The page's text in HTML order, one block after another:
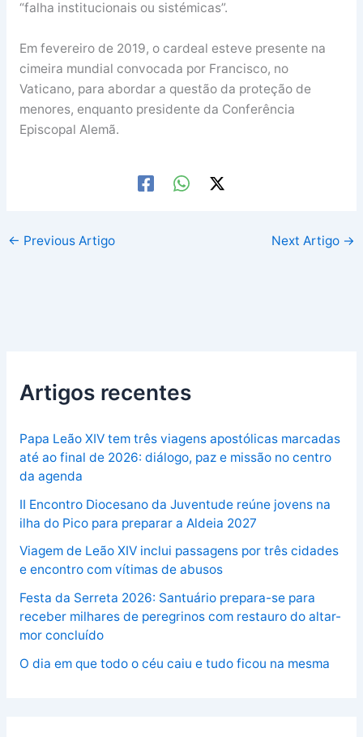
“falha institucionais ou sistémicas”.
Em fevereiro de 2019, o cardeal esteve presente na
cimeira mundial convocada por Francisco, no
Vaticano, para abordar a questão da proteção de
menores, enquanto presidente da Conferência
Episcopal Alemã.
← Previous Artigo Next Artigo →
Artigos recentes
Papa Leão XIV tem três viagens apostólicas marcadas
até ao final de 2026: diálogo, paz e missão no centro
da agenda
II Encontro Diocesano da Juventude reúne jovens na
ilha do Pico para preparar a Aldeia 2027
Viagem de Leão XIV inclui passagens por três cidades
e encontro com vítimas de abusos
Festa da Serreta 2026: Santuário prepara-se para
receber milhares de peregrinos com restauro do altar-
mor concluído
O dia em que todo o céu caiu e tudo ficou na mesma